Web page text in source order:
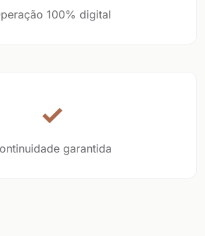
100% digital
✓
garantida